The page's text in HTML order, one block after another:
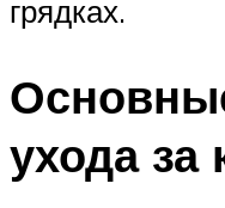
грядках.
ухода за